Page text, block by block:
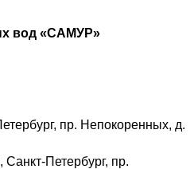
вод «САМУР»
пр. Непокоренных, д.
Санкт-Петербург, пр.